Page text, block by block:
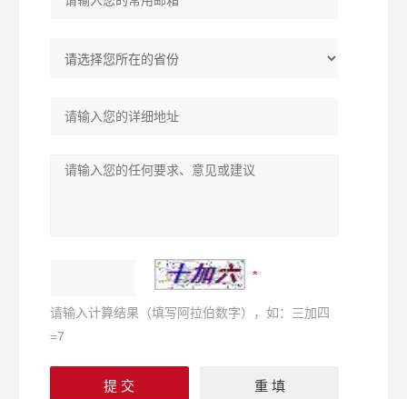
请输入计算结果（填写阿拉伯数字），如：三加四
=7